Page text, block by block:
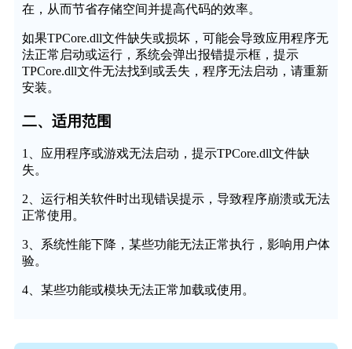
在，从而节省存储空间并提高代码的效率。
如果TPCore.dll文件缺失或损坏，可能会导致应用程序无
法正常启动或运行，系统会弹出报错提示框，提示
TPCore.dll文件无法找到或丢失，程序无法启动，请重新
安装。
二、适用范围
1、应用程序或游戏无法启动，提示TPCore.dll文件缺
失。
2、运行相关软件时出现错误提示，导致程序崩溃或无法
正常使用。
3、系统性能下降，某些功能无法正常执行，影响用户体
验。
4、某些功能或模块无法正常加载或使用。